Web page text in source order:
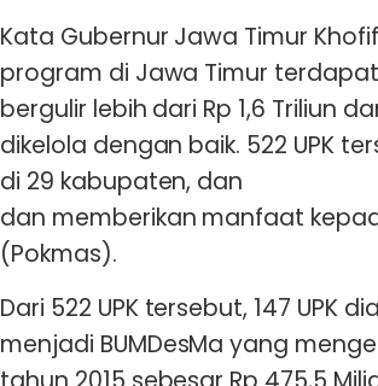
Kata Gubernur Jawa Timur
program di Jawa Timur
bergulir lebih dari Rp 1,6 Triliun
dikelola dengan baik. 522 UPK
di 29 kabupaten, dan
dan memberikan manfaat
(Pokmas).
Dari 522 UPK tersebut, 147 UPK
menjadi BUMDesMa yang